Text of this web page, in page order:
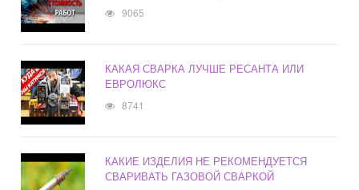
9065
КАКАЯ СВАРКА ЛУЧШЕ РЕСАНТА ИЛИ
ЕВРОЛЮКС
8741
КАКИЕ ИЗДЕЛИЯ НЕ РЕКОМЕНДУЕТСЯ
СВАРИВАТЬ ГАЗОВОЙ СВАРКОЙ